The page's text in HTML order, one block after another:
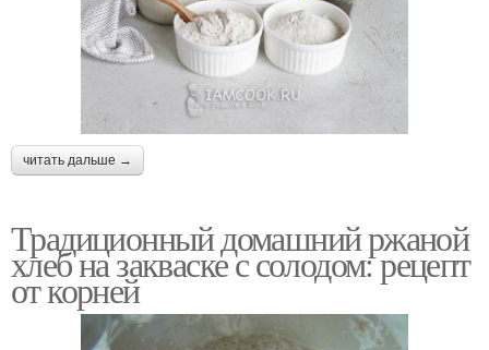
читать дальше →
Традиционный домашний ржаной
хлеб на закваске с солодом: рецепт
от корней